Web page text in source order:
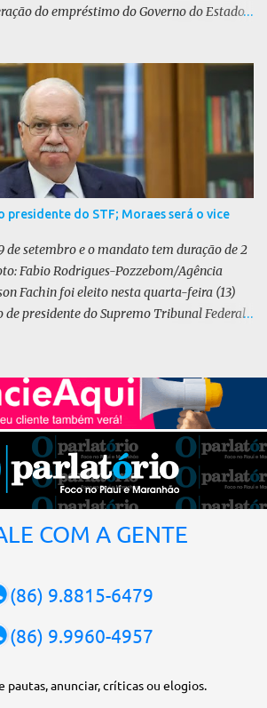
do empréstimo do Governo do Estado
8.964/25, é de US$ 392 milhões. De acordo
de moeda traz benefícios a longo
em análises técnicas
em conjunto com o BIRD, as quais
em iene japonês é mais vantajosa sob
e financeiro. Embora o custo dos juros em
inferior no curto prazo, a opção pelo iene
no longo prazo, tanto pela sua menor
pela estabilidade da taxa de juros
O deputado Gustavo Neiva (PP) votou
presidente do STF; Moraes será o vice
de setembro e o mandato tem duração de 2
Fabio Rodrigues-Pozzebom/Agência
Fachin foi eleito nesta quarta-feira (13)
de presidente do Supremo Tribunal Federal
simbólica pelo plenário da Corte.
o vice-presidente e, pelo critério de
o cargo. Conforme o regimento interno,
pelo ministro mais antigo que
O novo presidente vai suceder a Luís
completará o mandato de dois anos. Ao
eleição, Barroso afirmou que o país
na cadeira de presidente da Corte.
e institucionalmente, que é uma sorte
COM A GENTE
(86) 9.8815-6479
(86) 9.9960-4957
pautas, anunciar, críticas ou elogios.